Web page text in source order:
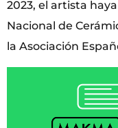
2023, el artista
Nacional de
la Asociación